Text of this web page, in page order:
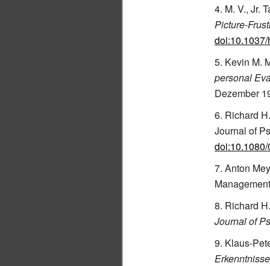
M. V., Jr.
Picture-
Kevin M.
personal
Dezember
Richard
Journal of
Anton
Richard
Journal of
Klaus-
Erkenntnisse